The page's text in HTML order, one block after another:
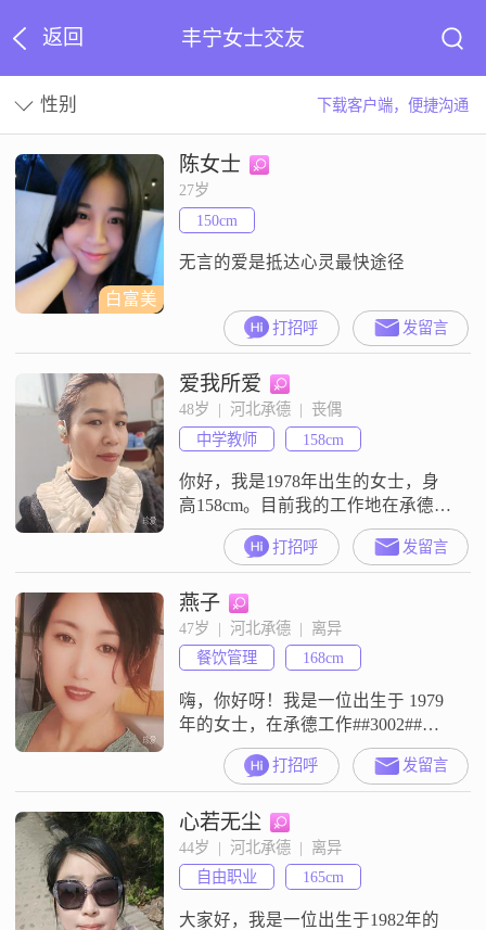
返回 丰宁女士交友
性别 下载客户端，便捷沟通
白富美
陈女士
27岁
150cm
无言的爱是抵达心灵最快途径
打招呼 发留言
爱我所爱
48岁  |  河北承德  |  丧偶
中学教师
158cm
你好，我是1978年出生的女士，身
高158cm。目前我的工作地在承德，
学历是大学本科，月收入在5001元
到8000元之间。我平时的性格是独
立自信的，平时也比较开朗爱笑，
做事情乐观积极，和人相处起来随
和易相处。我是一个热爱生活的
人，平时会注重健康管理，也会注
重生活品质。日常我会有跑步健身
的习惯，也会做瑜伽塑形。在和人
交往
打招呼 发留言
燕子
47岁  |  河北承德  |  离异
餐饮管理
168cm
嗨，你好呀！我是一位出生于 1979
年的女士，在承德工作##3002##我
的身高大概 168cm，收入每月在
3000 元以下##3002##学历是高中及
以下##3002##我觉得自己最大的特
点就是善解人意，能理解和感受别
人的情绪##3002##心思比较细腻敏
感，所以能注意到一些别人可能会
忽略的小细节##3002##
打招呼 发留言
心若无尘
44岁  |  河北承德  |  离异
自由职业
165cm
大家好，我是一位出生于1982年的